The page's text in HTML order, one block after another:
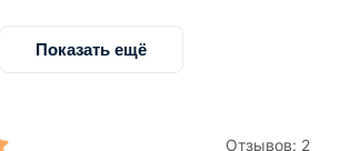
Показать ещё
Отзывов: 2